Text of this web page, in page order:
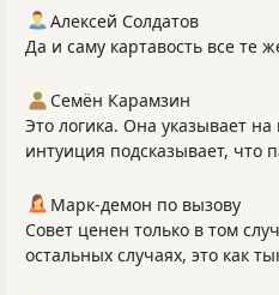
Алексей Солдатов
Да и саму картавость все те
Семён Карамзин
Это логика. Она указывает
интуиция подсказывает, что
Марк-демон по вызову
Совет ценен только в том
остальных случаях, это как